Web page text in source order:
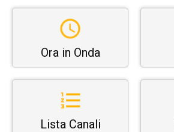
Ora in Onda
Lista Canali